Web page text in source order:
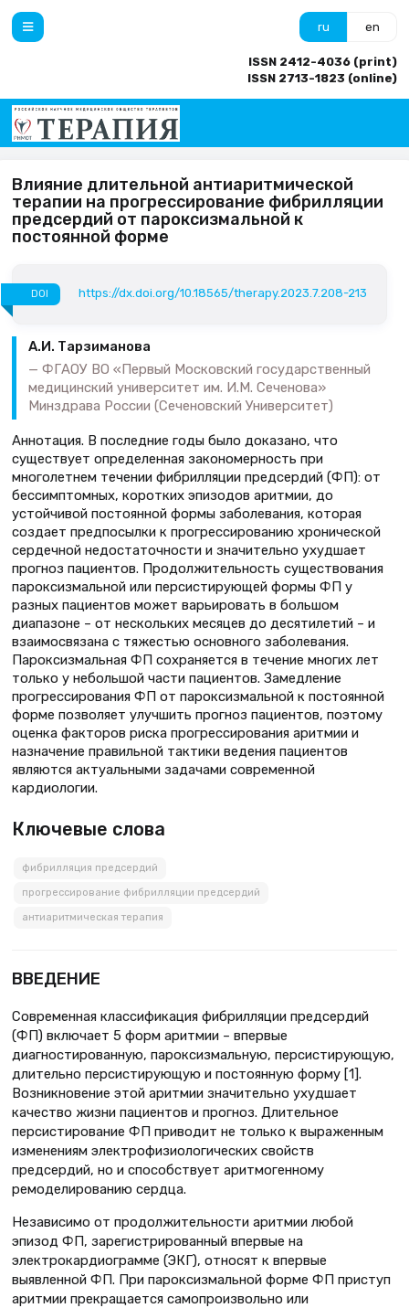
ru en
ISSN 2412-4036 (print)
ISSN 2713-1823 (online)
Влияние длительной антиаритмической
терапии на прогрессирование фибрилляции
предсердий от пароксизмальной к
постоянной форме
DOI https://dx.doi.org/10.18565/therapy.2023.7.208-213
А.И. Тарзиманова
ФГАОУ ВО «Первый Московский государственный
медицинский университет им. И.М. Сеченова»
Минздрава России (Сеченовский Университет)
Аннотация. В последние годы было доказано, что
существует определенная закономерность при
многолетнем течении фибрилляции предсердий (ФП): от
бессимптомных, коротких эпизодов аритмии, до
устойчивой постоянной формы заболевания, которая
создает предпосылки к прогрессированию хронической
сердечной недостаточности и значительно ухудшает
прогноз пациентов. Продолжительность существования
пароксизмальной или персистирующей формы ФП у
разных пациентов может варьировать в большом
диапазоне – от нескольких месяцев до десятилетий – и
взаимосвязана с тяжестью основного заболевания.
Пароксизмальная ФП сохраняется в течение многих лет
только у небольшой части пациентов. Замедление
прогрессирования ФП от пароксизмальной к постоянной
форме позволяет улучшить прогноз пациентов, поэтому
оценка факторов риска прогрессирования аритмии и
назначение правильной тактики ведения пациентов
являются актуальными задачами современной
кардиологии.
Ключевые слова
фибрилляция предсердий
прогрессирование фибрилляции предсердий
антиаритмическая терапия
ВВЕДЕНИЕ
Современная классификация фибрилляции предсердий
(ФП) включает 5 форм аритмии – впервые
диагностированную, пароксизмальную, персистирующую,
длительно персистирующую и постоянную форму [1].
Возникновение этой аритмии значительно ухудшает
качество жизни пациентов и прогноз. Длительное
персистирование ФП приводит не только к выраженным
изменениям электрофизиологических свойств
предсердий, но и способствует аритмогенному
ремоделированию сердца.
Независимо от продолжительности аритмии любой
эпизод ФП, зарегистрированный впервые на
электрокардиограмме (ЭКГ), относят к впервые
выявленной ФП. При пароксизмальной форме ФП приступ
аритмии прекращается самопроизвольно или